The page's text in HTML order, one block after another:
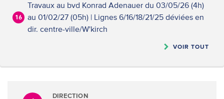
16
Travaux au bvd Konrad Adenauer du 03/05/26 (4h)
au 01/02/27 (05h) | Lignes 6/16/18/21/25 déviées en
dir. centre-ville/W'kirch
VOIR TOUT
DIRECTION